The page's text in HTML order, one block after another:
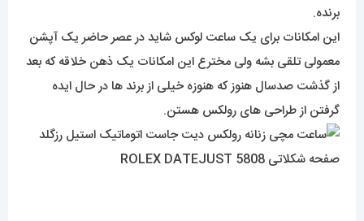
برنده.
این امکانات برای یک ساعت لوکس شاید در عصر حاضر یک آپشن
معمولی تلقی بشه ولی مخترع این امکانات یک ذهن خلاقه که بعد
از گذشت صدسال هنوز که هنوزه خیلی از برند ها در حال ایده
گرفتن از طراحی های رولکس هستن.